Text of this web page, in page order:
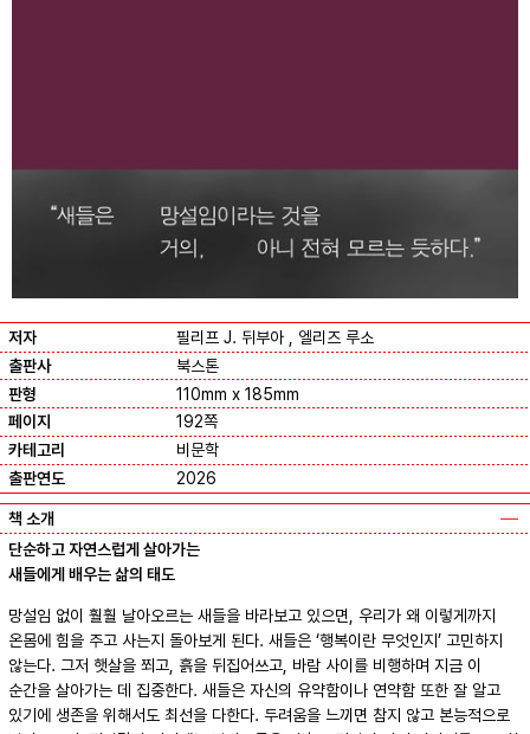
저자
필리프 J. 뒤부아 , 엘리즈 루소
출판사
북스톤
판형
110mm x 185mm
페이지
192쪽
카테고리
비문학
출판연도
2026
책 소개
단순하고 자연스럽게 살아가는
새들에게 배우는 삶의 태도
망설임 없이 훨훨 날아오르는 새들을 바라보고 있으면, 우리가 왜 이렇게까지
온몸에 힘을 주고 사는지 돌아보게 된다. 새들은 ‘행복이란 무엇인지’ 고민하지
않는다. 그저 햇살을 쬐고, 흙을 뒤집어쓰고, 바람 사이를 비행하며 지금 이
순간을 살아가는 데 집중한다. 새들은 자신의 유약함이나 연약함 또한 잘 알고
있기에 생존을 위해서도 최선을 다한다. 두려움을 느끼면 참지 않고 본능적으로